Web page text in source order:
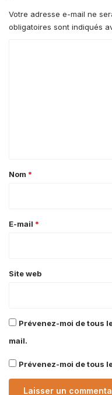
Votre adresse e-mail ne
obligatoires sont indiqués
a
e
Nom *
E-mail *
Site web
Prévenez-moi de tous
mail.
Prévenez-moi de tous